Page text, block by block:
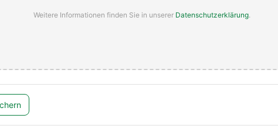
Weitere Informationen finden Sie in unserer Datenschutzerklärung.